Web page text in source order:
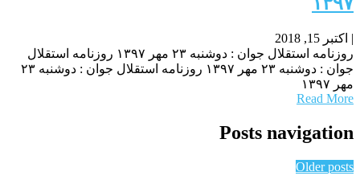
| اکتبر 15, 2018
روزنامه استقلال جوان : دوشنبه ۲۳ مهر ۱۳۹۷ روزنامه استقلال
جوان : دوشنبه ۲۳ مهر ۱۳۹۷ روزنامه استقلال جوان : دوشنبه ۲۳
مهر ۱۳۹۷
Read More
Posts navigation
Older posts